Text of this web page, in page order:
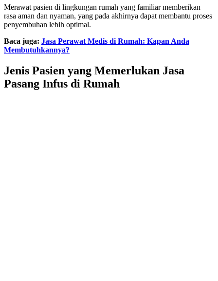
Merawat pasien di lingkungan rumah yang familiar memberikan
rasa aman dan nyaman, yang pada akhirnya dapat membantu proses
penyembuhan lebih optimal.
Baca juga: Jasa Perawat Medis di Rumah: Kapan Anda
Membutuhkannya?
Jenis Pasien yang Memerlukan Jasa
Pasang Infus di Rumah